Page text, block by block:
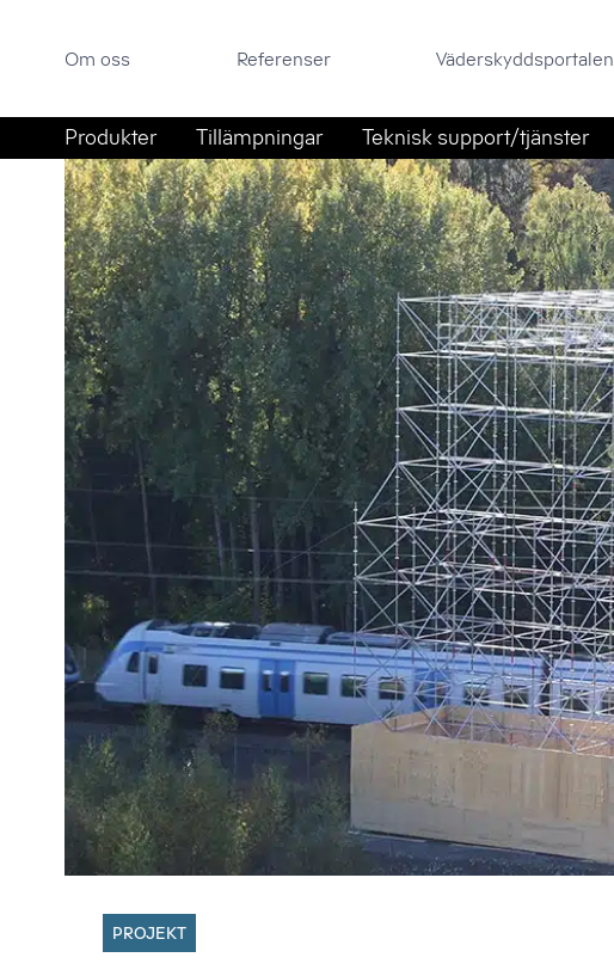
Om oss Referenser Väderskyddsportalen
Produkter
Tillämpningar Teknisk support/tjänster
PROJEKT